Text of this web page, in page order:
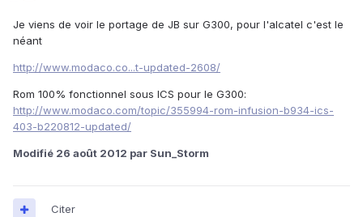
Je viens de voir le portage de JB sur G300, pour l'alcatel c'est le
néant
http://www.modaco.co...t-updated-2608/
Rom 100% fonctionnel sous ICS pour le G300:
http://www.modaco.com/topic/355994-rom-infusion-b934-ics-
403-b220812-updated/
Modifié 26 août 2012 par Sun_Storm
Citer